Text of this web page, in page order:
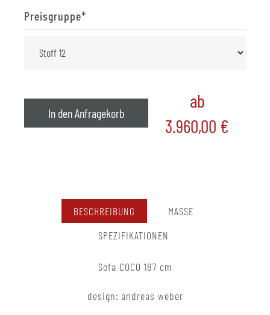
Preisgruppe*
In den Anfragekorb
ab
3.960,00 €
BESCHREIBUNG
MASSE
SPEZIFIKATIONEN
Sofa COCO 187 cm
design: andreas weber